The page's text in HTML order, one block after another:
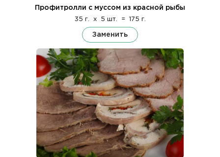
Профитролли с муссом из красной рыбы
35 г. x 5 шт. = 175 г.
Заменить